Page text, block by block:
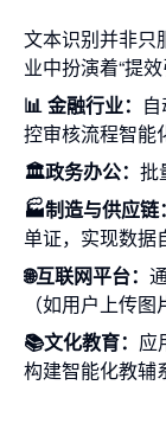
文本识别并非只
业中扮演着“提效
📊 金融行业：
控审核流程智能
🏛️政务办公： 批
🏭制造与供应链：
单证，实现数据
🌐互联网平台：
（如用户上传
📚文化教育： 应
构建智能化教辅